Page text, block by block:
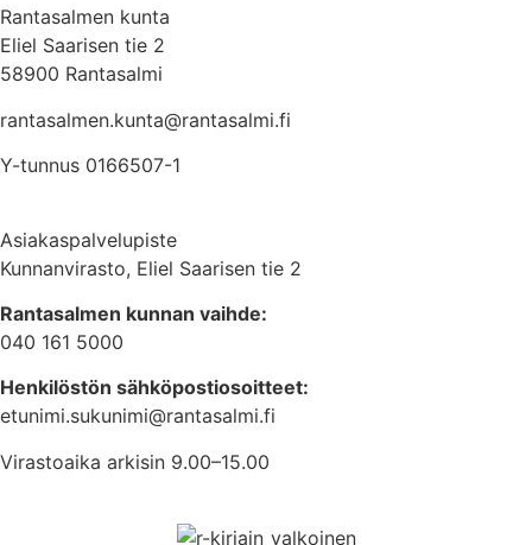
Rantasalmen kunta
Eliel Saarisen tie 2
58900 Rantasalmi
rantasalmen.kunta@rantasalmi.fi
Y-tunnus 0166507-1
Asiakaspalvelupiste
Kunnanvirasto, Eliel Saarisen tie 2
Rantasalmen kunnan vaihde:
040 161 5000
Henkilöstön sähköpostiosoitteet:
etunimi.sukunimi@rantasalmi.fi
Virastoaika arkisin 9.00–15.00